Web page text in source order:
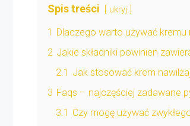
Spis treści ukryj
1 Dlaczego warto używać
2 Jakie składniki powinien
2.1 Jak stosować krem
3 Faqs – najczęściej zadawane
3.1 Czy mogę używać